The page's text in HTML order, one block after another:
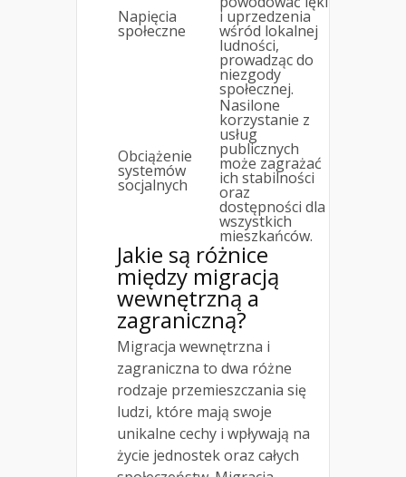
Napięcia
społeczne
i uprzedzenia
wśród lokalnej
ludności,
prowadząc do
niezgody
społecznej.
Obciążenie
systemów
socjalnych
Nasilone
korzystanie z
usług
publicznych
może zagrażać
ich stabilności
oraz
dostępności dla
wszystkich
mieszkańców.
Jakie są różnice
między migracją
wewnętrzną a
zagraniczną?
Migracja wewnętrzna i
zagraniczna to dwa różne
rodzaje przemieszczania się
ludzi, które mają swoje
unikalne cechy i wpływają na
życie jednostek oraz całych